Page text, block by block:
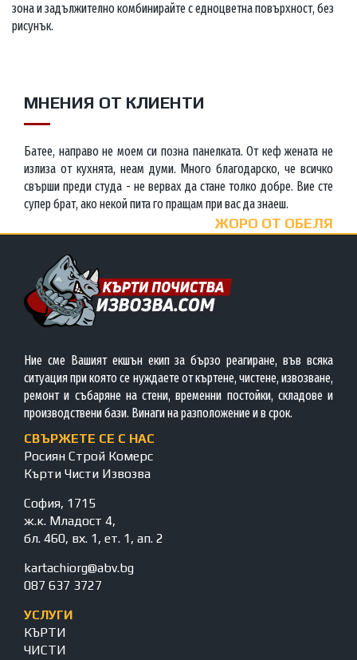
зона и задължително комбинирайте с едноцветна повърхност, без
рисунък.
МНЕНИЯ ОТ КЛИЕНТИ
Батее, направо не моем си позна панелката. От кеф жената не
излиза от кухнята, неам думи. Много благодарско, че всичко
свърши преди студа - не вервах да стане толко добре. Вие сте
супер брат, ако некой пита го пращам при вас да знаеш.
ЖОРО ОТ ОБЕЛЯ
Ние сме Вашият екшън екип за бързо реагиране, във всяка
ситуация при която се нуждаете от къртене, чистене, извозване,
ремонт и събаряне на стени, временни постойки, складове и
производствени бази. Винаги на разположение и в срок.
СВЪРЖЕТЕ СЕ С НАС
Росиян Строй Комерс
Кърти Чисти Извозва
София, 1715
ж.к. Младост 4,
бл. 460, вх. 1, ет. 1, ап. 2
kartachiorg@abv.bg
087 637 3727
УСЛУГИ
КЪРТИ
ЧИСТИ